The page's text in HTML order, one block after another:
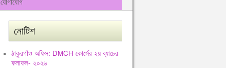
যোগাযোগ
নোটিশ
ঠাকুরগাঁও অফিস: DMCH কোর্সের ২য় ব্যাচের
ফলাফল- ২০২৬